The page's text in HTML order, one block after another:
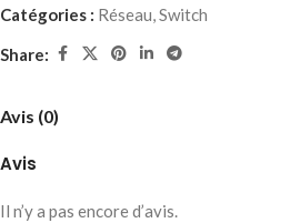
Catégories : Réseau,Switch
Share:
Avis (0)
Avis
Il n’y a pas encore d’avis.